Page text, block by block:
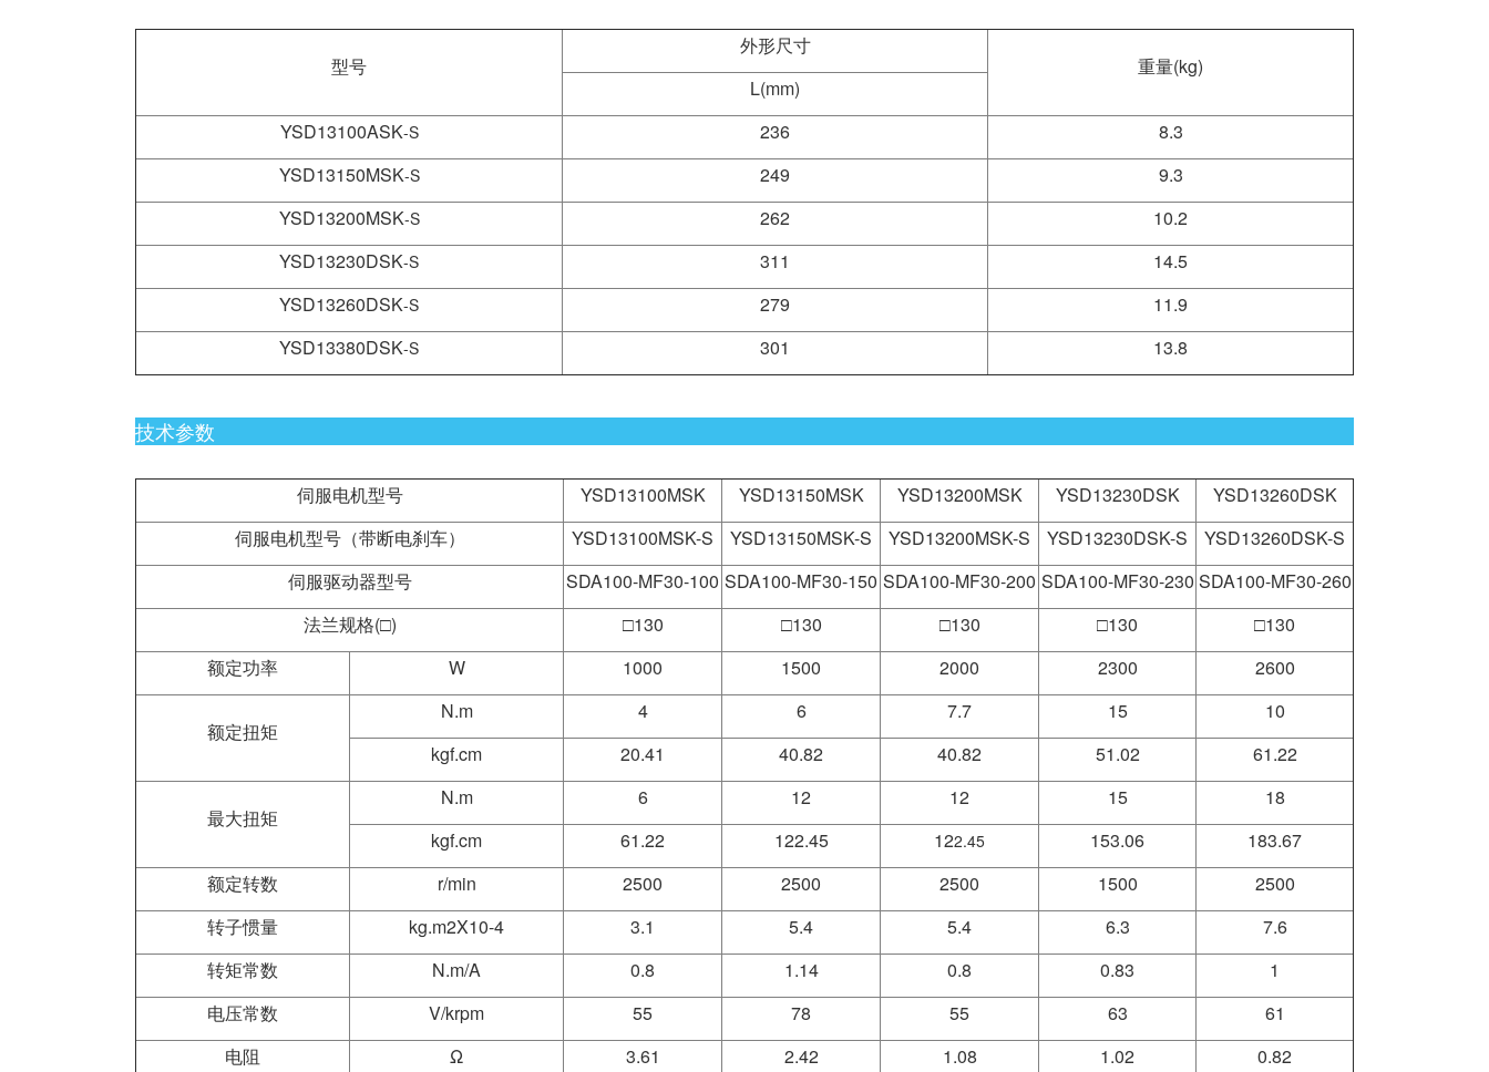
型号
外形尺寸
重量(kg)
L(mm)
YSD13100ASK-S 236
8.3
YSD13150MSK-S 249
9.3
YSD13200MSK-S 262
10.2
YSD13230DSK-S 311
14.5
YSD13260DSK-S 279
11.9
YSD13380DSK-S 301 13.8
技术参数
伺服电机型号 YSD13100MSK YSD13150MSK YSD13200MSK YSD13230DSK
YSD13260DSK
伺服电机型号（带断电刹车）
YSD13100MSK-S YSD13150MSK-S YSD13200MSK-S YSD13230DSK-S
YSD13260DSK-S
伺服驱动器型号
SDA100-MF30-100 SDA100-MF30-150 SDA100-MF30-200 SDA100-MF30-230 SDA100-MF30-260
法兰规格(□)
□130 □130 □130 □130
□130
额定功率
W 1000 1500 2000 2300 2600
额定扭矩
N.m 4 6 7.7 15
10
kgf.cm
20.41 40.82 40.82 51.02 61.22
最大扭矩
N.m 6 12 12 15
18
kgf.cm
61.22 122.45 122.45 153.06
183.67
额定转数
r/min 2500 2500 2500 1500
2500
转子惯量
kg.m2X10-4 3.1 5.4 5.4 6.3
7.6
转矩常数
N.m/A 0.8 1.14 0.8 0.83
1
电压常数
V/krpm 55 78 55 63
61
电阻
Ω 3.61 2.42 1.08 1.02 0.82